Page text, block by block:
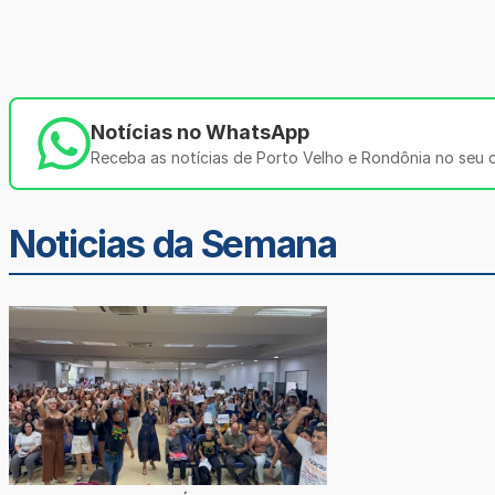
Notícias no WhatsApp
Receba as notícias de Porto Velho e Rondônia no seu
Noticias da Semana